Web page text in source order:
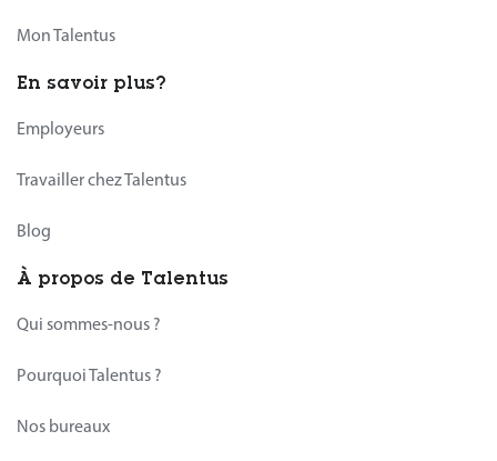
Mon Talentus
En savoir plus?
Employeurs
Travailler chez Talentus
Blog
À propos de Talentus
Qui sommes-nous ?
Pourquoi Talentus ?
Nos bureaux